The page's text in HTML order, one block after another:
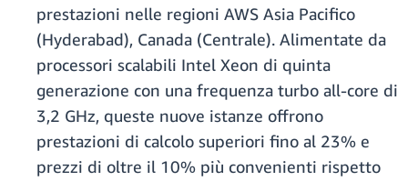
prestazioni nelle regioni AWS Asia Pacifico
(Hyderabad), Canada (Centrale). Alimentate da
processori scalabili Intel Xeon di quinta
generazione con una frequenza turbo all-core di
3,2 GHz, queste nuove istanze offrono
prestazioni di calcolo superiori fino al 23% e
prezzi di oltre il 10% più convenienti rispetto